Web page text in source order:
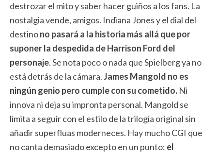
destrozar el mito y saber hacer guiños a los fans. La
nostalgia vende, amigos. Indiana Jones y el dial del
destinono pasará a la historia más allá que por
suponer la despedida de Harrison Ford del
personaje. Se nota poco o nada que Spielberg ya no
está detrás de la cámara.James Mangold no es
ningún genio pero cumple con su cometido. Ni
innova ni deja su impronta personal. Mangold se
limita a seguir con el estilo de la trilogía original sin
añadir superfluas moderneces. Hay mucho CGI que
no canta demasiado excepto en un punto: el